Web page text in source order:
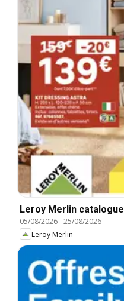
Leroy Merlin catalogue
05/08/2026-25/08/2026
Leroy Merlin